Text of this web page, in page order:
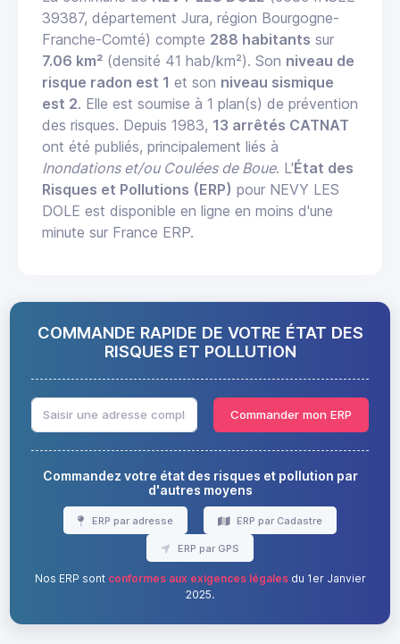
39387, département Jura, région Bourgogne-
Franche-Comté) compte 288 habitants sur
7.06 km² (densité 41 hab/km²). Son niveau de
risque radon est 1 et son niveau sismique
est 2. Elle est soumise à 1 plan(s) de prévention
des risques. Depuis 1983, 13 arrêtés CATNAT
ont été publiés, principalement liés à
Inondations et/ou Coulées de Boue. L'État des
Risques et Pollutions (ERP) pour NEVY LES
DOLE est disponible en ligne en moins d'une
minute sur France ERP.
COMMANDE RAPIDE DE VOTRE ÉTAT DES
RISQUES ET POLLUTION
Commander mon ERP
Commandez votre état des risques et pollution par
d'autres moyens
ERP par adresse ERP par Cadastre
ERP par GPS
Nos ERP sont conformes aux exigences légalesdu 1er Janvier
2025.